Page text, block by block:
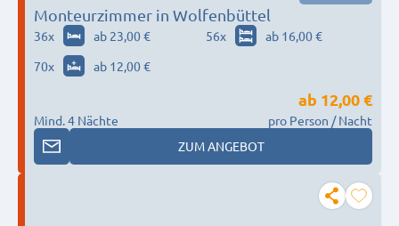
Monteurzimmer in Wolfenbüttel
36x ab 23,00 € 56x
ab 16,00 €
70x ab 12,00 €
Mind. 4 Nächte
ab 12,00 €
pro Person / Nacht
ZUM ANGEBOT